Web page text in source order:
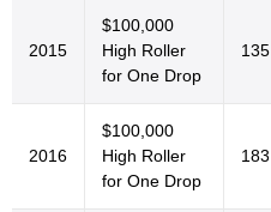
2015
$100,000
High Roller
for One Drop
135
2016
$100,000
High Roller
for One Drop
183